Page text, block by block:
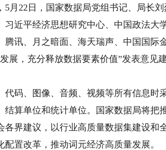
22日，国家数据局党组书记、局长刘
习近平经济思想研究中心、中国政法大
腾讯、月之暗面、海天瑞声、中国国际
展，充分释放数据要素价值”发表意见
码、图像、音频、视频等所有信息时
结算单位和统计单位。国家数据局将把
各界建议，以行业高质量数据集建设和
置改革，推动词元经济高质量发展。